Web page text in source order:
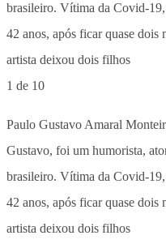
1 de 10
Paulo Gustavo Amaral
Gustavo, foi um humorista,
brasileiro. Vítima da Covid-
42 anos, após ficar quase dois
artista deixou dois filhos